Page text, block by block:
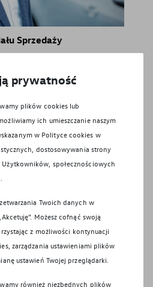
Sprzedaży
prywatność
plików cookies lub
ich umieszczanie naszym
w Polityce cookies w
dostosowywania strony
społecznościowych
Twoich danych w
Możesz cofnąć swoją
z możliwości kontynuacji
zarządzania ustawieniami plików
ustawień Twojej przeglądarki.
również niezbędnych plików